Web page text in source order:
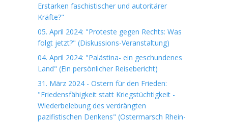
Erstarken faschistischer und autoritärer
Kräfte?"
05. April 2024: "Proteste gegen Rechts: Was
folgt jetzt?" (Diskussions-Veranstaltung)
04. April 2024: "Palästina- ein geschundenes
Land" (Ein persönlicher Reisebericht)
31. März 2024 - Ostern für den Frieden:
"Friedensfähigkeit statt Kriegstüchtigkeit -
Wiederbelebung des verdrängten
pazifistischen Denkens" (Ostermarsch Rhein-